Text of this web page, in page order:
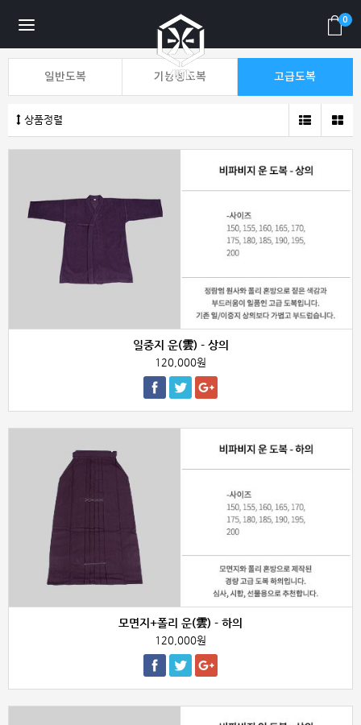
0
일반도복 기능성도복 고급도복
상품정렬
일중지 운(雲) - 상의
120,000원
모면지+폴리 운(雲) - 하의
120,000원